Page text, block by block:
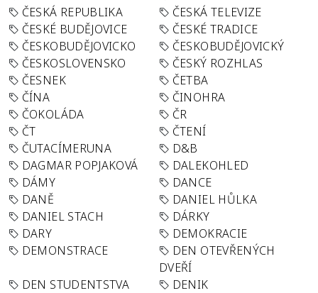
ČESKÁ REPUBLIKA
ČESKÁ TELEVIZE
ČESKÉ BUDĚJOVICE
ČESKÉ TRADICE
ČESKOBUDĚJOVICKO
ČESKOBUDĚJOVICKÝ
ČESKOSLOVENSKO
ČESKÝ ROZHLAS
ČESNEK
ČETBA
ČÍNA
ČINOHRA
ČOKOLÁDA
ČR
ČT
ČTENÍ
ČUTACÍMERUNA
D&B
DAGMAR POPJAKOVÁ
DALEKOHLED
DÁMY
DANCE
DANĚ
DANIEL HŮLKA
DANIEL STACH
DÁRKY
DARY
DEMOKRACIE
DEMONSTRACE
DEN OTEVŘENÝCH
DVEŘÍ
DEN STUDENTSTVA
DENIK